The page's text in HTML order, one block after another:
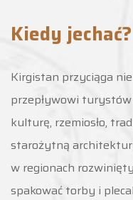
Kiedy jechać?
Kirgistan przyciąga
przepływowi
kulturę, rzemiosło,
starożytną
w regionach
spakować torby i